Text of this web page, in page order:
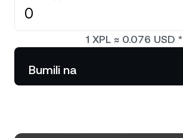
Credit Line
Futures
Nexo Ventures
Payment Gateway
ETH
NEXO Token
Seguridad
Mga Partnership
Balita at Mga Insight
Wealth Academy
1 XPL≈ 0.076 USD *
Bumili na